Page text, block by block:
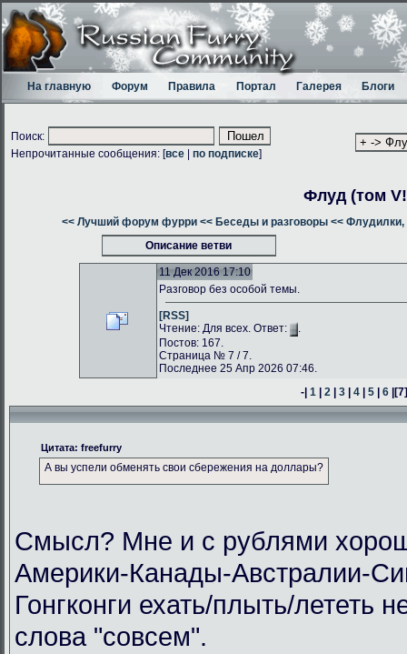
На главную Форум Правила Портал Галерея Блоги
Поиск:
Непрочитанные сообщения: [все по подписке]
Флуд (том
<< Лучший форум фурри << Беседы и разговоры << Флудилки,
Описание ветви
11 Дек 2016 17:10
Разговор без особой темы.
[RSS]
Чтение: Для всех. Ответ:
.
Постов: 167.
Страница № 7 / 7.
Последнее 25 Апр 2026 07:46.
-|1 |2 |3 |4 |5 |6 |
Цитата: freefurry
А вы успели обменять свои сбережения на доллары?
Смысл? Мне и с рублями
Америки-Канады-Австралии-
Гонгконги ехать/плыть/лететь
слова "совсем".